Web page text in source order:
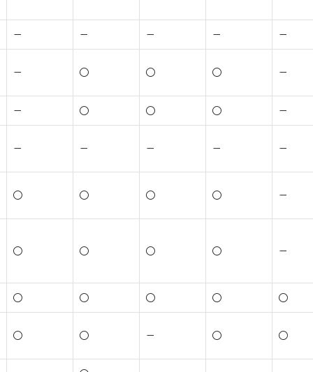
－ － － － －
－ ○ ○ ○ －
－ ○ ○ ○ －
－ － － － －
○ ○ ○ ○ －
○ ○ ○ ○ －
○ ○ ○ ○ ○
○ ○ － ○ ○